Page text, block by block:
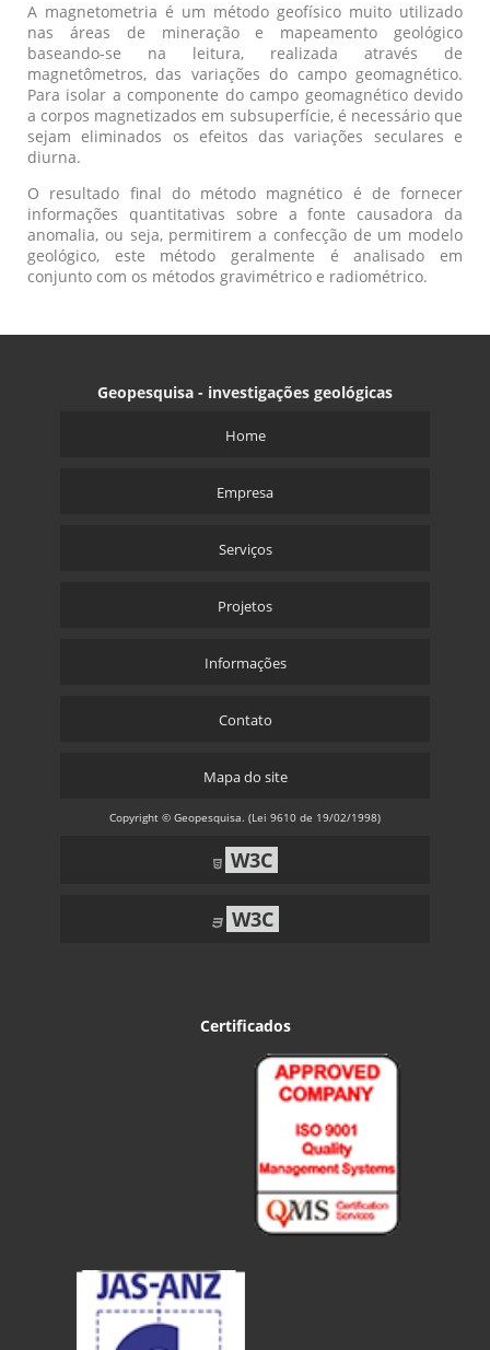
A magnetometria é um método geofísico muito utilizado
nas áreas de mineração e mapeamento geológico
baseando-se na leitura, realizada através de
magnetômetros, das variações do campo geomagnético.
Para isolar a componente do campo geomagnético devido
a corpos magnetizados em subsuperfície, é necessário que
sejam eliminados os efeitos das variações seculares e
diurna.
O resultado final do método magnético é de fornecer
informações quantitativas sobre a fonte causadora da
anomalia, ou seja, permitirem a confecção de um modelo
geológico, este método geralmente é analisado em
conjunto com os métodos gravimétrico e radiométrico.
Geopesquisa - investigações geológicas
Home
Empresa
Serviços
Projetos
Informações
Contato
Mapa do site
Copyright © Geopesquisa. (Lei 9610 de 19/02/1998)
W3C
W3C
Certificados